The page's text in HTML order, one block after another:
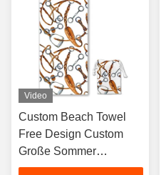
für Schwimmen Reisen
Video
Custom Beach Towel
Free Design Custom
Große Sommer
Mikrofiber Strand